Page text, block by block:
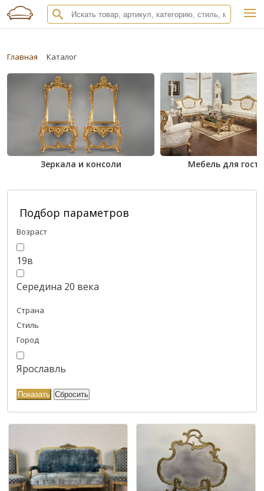
Главная Каталог
Зеркала и консоли Мебель для
Подбор параметров
Возраст
19в
Середина 20 века
Страна
Стиль
Город
Ярославль